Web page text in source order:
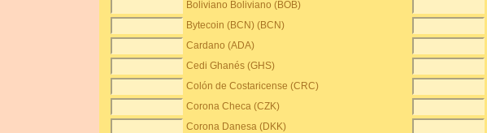
Boliviano Boliviano (BOB)
Bytecoin (BCN) (BCN)
Cardano (ADA)
Cedi Ghanés (GHS)
Colón de Costaricense (CRC)
Corona Checa (CZK)
Corona Danesa (DKK)